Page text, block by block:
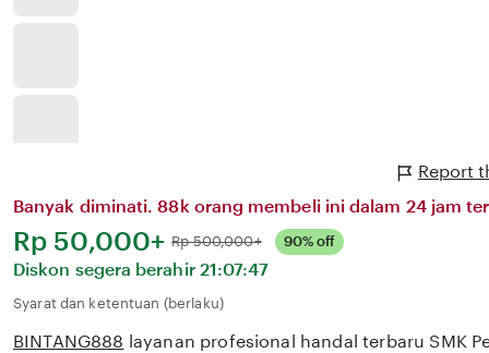
Report
Banyak diminati. 88k orang membeli ini dalam 24 jam
Harga:
Rp 50,000+ Normal:
Rp 500,000+ 90% off
Diskon segera berahir 21:07:47
Syarat dan ketentuan (berlaku)
BINTANG888 layanan profesional handal terbaru SMK